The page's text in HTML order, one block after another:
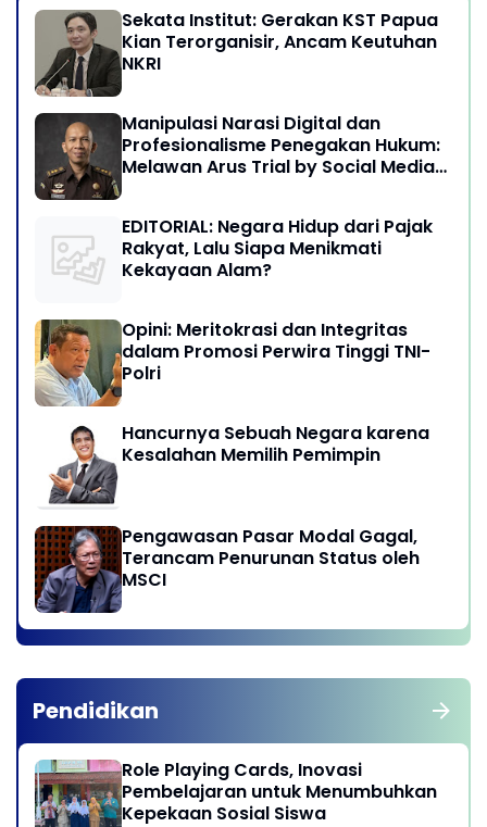
Sekata Institut: Gerakan KST Papua
Kian Terorganisir, Ancam Keutuhan
NKRI
Manipulasi Narasi Digital dan
Profesionalisme Penegakan Hukum:
Melawan Arus Trial by Social Media
EDITORIAL: Negara Hidup dari Pajak
Rakyat, Lalu Siapa Menikmati
Kekayaan Alam?
Opini: Meritokrasi dan Integritas
dalam Promosi Perwira Tinggi TNI-
Polri
Hancurnya Sebuah Negara karena
Kesalahan Memilih Pemimpin
Pengawasan Pasar Modal Gagal,
Terancam Penurunan Status oleh
MSCI
Pendidikan
Role Playing Cards, Inovasi
Pembelajaran untuk Menumbuhkan
Kepekaan Sosial Siswa